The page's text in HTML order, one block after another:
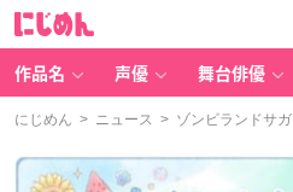
作品名 声優 舞台俳優
にじめん > ニュース > ゾンビランドサガ